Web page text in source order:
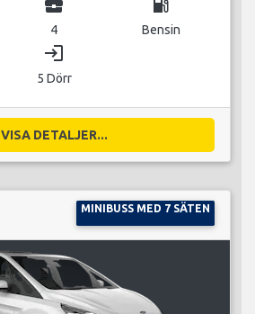
4 Bensin
login
5 Dörr
VISA DETALJER...
MINIBUSS MED 7 SÄTEN